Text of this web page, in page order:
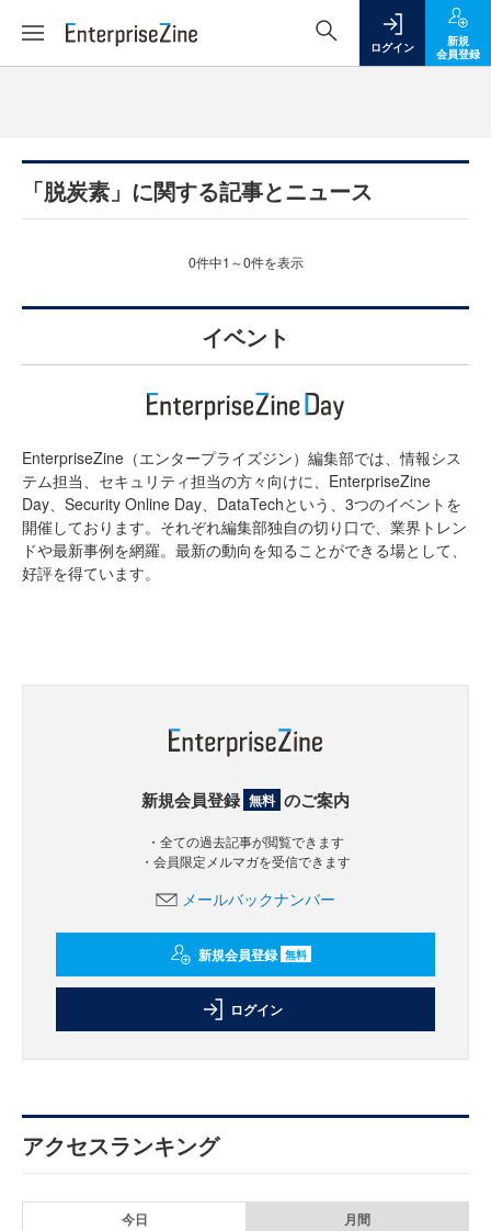
ログイン
新規
会員登録
「脱炭素」に関する記事とニュース
0件中1～0件を表示
イベント
EnterpriseZine（エンタープライズジン）編集部では、情報シス
テム担当、セキュリティ担当の方々向けに、EnterpriseZine
Day、Security Online Day、DataTechという、3つのイベントを
開催しております。それぞれ編集部独自の切り口で、業界トレン
ドや最新事例を網羅。最新の動向を知ることができる場として、
好評を得ています。
新規会員登録 無料 のご案内
・全ての過去記事が閲覧できます
・会員限定メルマガを受信できます
メールバックナンバー
新規会員登録 無料
ログイン
アクセスランキング
今日 月間